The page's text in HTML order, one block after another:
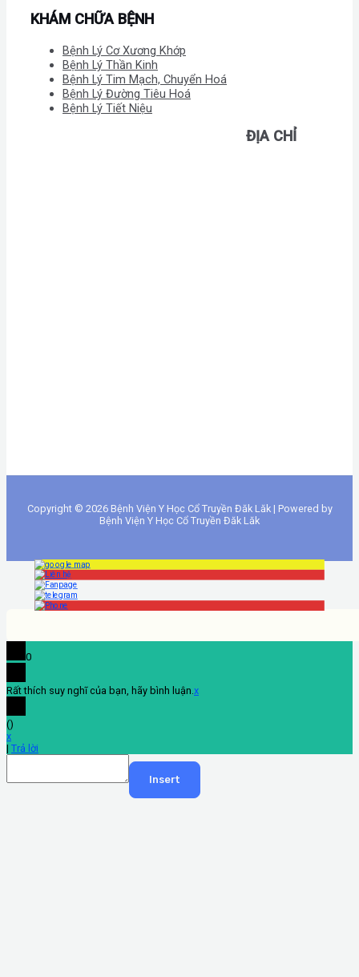
KHÁM CHỮA BỆNH
Bệnh Lý Cơ Xương Khớp
Bệnh Lý Thần Kinh
Bệnh Lý Tim Mạch, Chuyển Hoá
Bệnh Lý Đường Tiêu Hoá
Bệnh Lý Tiết Niệu
ĐỊA CHỈ
Copyright © 2026 Bệnh Viện Y Học Cổ Truyền Đăk Lăk | Powered by
Bệnh Viện Y Học Cổ Truyền Đăk Lăk
0
Rất thích suy nghĩ của bạn, hãy bình luận. x
()
x
| Trả lời
Insert